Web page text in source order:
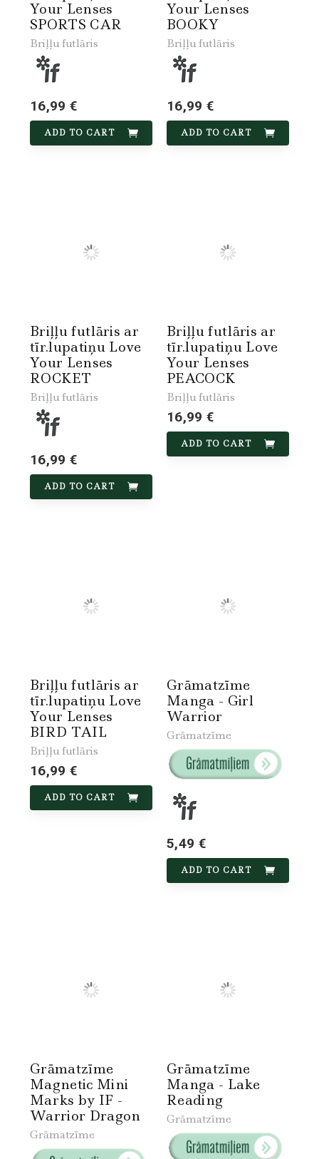
Your Lenses
SPORTS CAR
Briļļu futlāris
16,99 €
ADD TO CART
Your Lenses
BOOKY
Briļļu futlāris
16,99 €
ADD TO CART
Briļļu futlāris ar
tīr.lupatiņu Love
Your Lenses
ROCKET
Briļļu futlāris
16,99 €
ADD TO CART
Briļļu futlāris ar
tīr.lupatiņu Love
Your Lenses
PEACOCK
Briļļu futlāris
16,99 €
ADD TO CART
Briļļu futlāris ar
tīr.lupatiņu Love
Your Lenses
BIRD TAIL
Briļļu futlāris
16,99 €
ADD TO CART
Grāmatzīme
Manga - Girl
Warrior
Grāmatzīme
5,49 €
ADD TO CART
Grāmatzīme
Magnetic Mini
Marks by IF -
Warrior Dragon
Grāmatzīme
Grāmatzīme
Manga - Lake
Reading
Grāmatzīme